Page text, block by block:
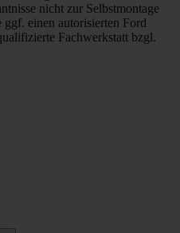
nicht zur Selbstmontage
einen autorisierten Ford
Fachwerkstatt bzgl.